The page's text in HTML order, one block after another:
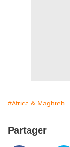
#Africa & Maghreb
Partager